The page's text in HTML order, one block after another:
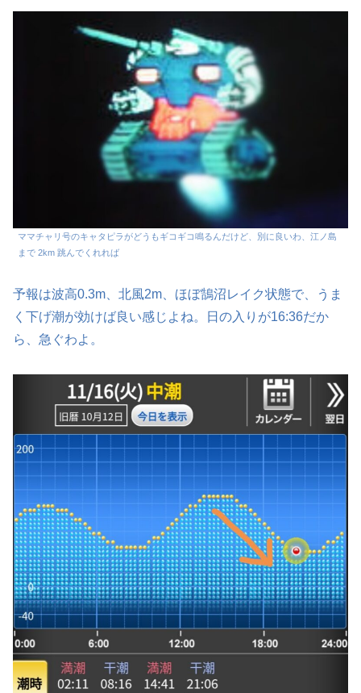
ママチャリ号のキャタピラがどうもギコギコ鳴るんだけど、別に良いわ、江ノ島
まで 2km 跳んでくれれば
予報は波高0.3m、北風2m、ほぼ鵠沼レイク状態で、うま
く下げ潮が効けば良い感じよね。日の入りが16:36だか
ら、急ぐわよ。